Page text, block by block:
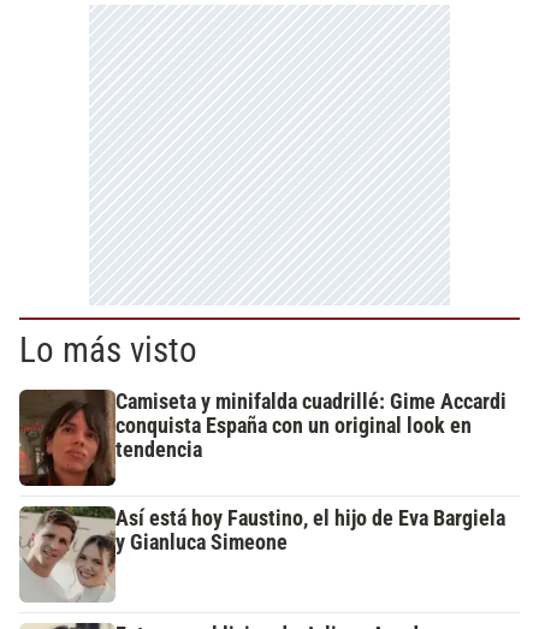
Lo más visto
Camiseta y minifalda cuadrillé: Gime Accardi
conquista España con un original look en
tendencia
Así está hoy Faustino, el hijo de Eva Bargiela
y Gianluca Simeone